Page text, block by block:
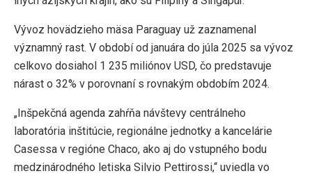
Vývoz hovädzieho mäsa Paraguay už zaznamenal
významný rast. V období od januára do júla 2025 sa vývoz
celkovo dosiahol 1 235 miliónov USD, čo predstavuje
nárast o 32% v porovnaní s rovnakým obdobím 2024.
„Inšpekčná agenda zahŕňa návštevy centrálneho
laboratória inštitúcie, regionálne jednotky a kancelárie
Casessa v regióne Chaco, ako aj do vstupného bodu
medzinárodného letiska Silvio Pettirossi,“ uviedla vo